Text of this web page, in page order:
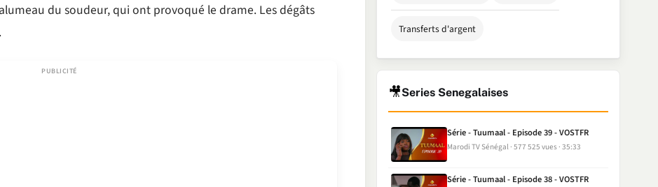
du soudeur, qui ont provoqué le drame. Les dégâts
Transferts d'argent
🎥Series Senegalaises
Série - Tuumaal - Episode 39 - VOSTFR
Marodi TV Sénégal 577 525 vues 35:33
Série - Tuumaal - Episode 38 - VOSTFR